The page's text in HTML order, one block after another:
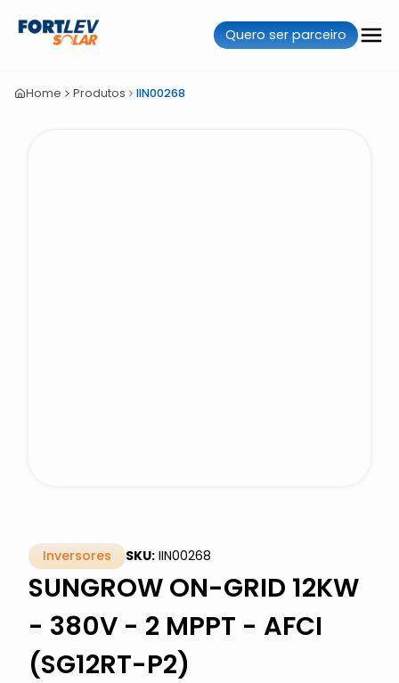
Quero ser parceiro
Home Produtos IIN00268
Inversores SKU: IIN00268
SUNGROW ON-GRID 12KW
- 380V - 2 MPPT - AFCI
(SG12RT-P2)